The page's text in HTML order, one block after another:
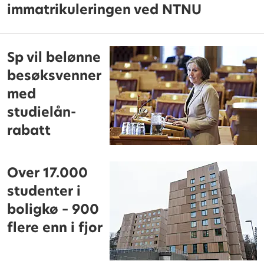
immatrikuleringen ved NTNU
Sp vil belønne
besøksvenner
med
studielån-
rabatt
Over 17.000
studenter i
boligkø – 900
flere enn i fjor